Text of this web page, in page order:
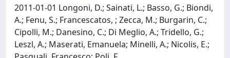
2011-01-01 Longoni, D.; Sainati, L.; Basso, G.; Biondi,
A.; Fenu, S.; Francescatos, ; Zecca, M.; Burgarin, C.;
Cipolli, M.; Danesino, C.; Di Meglio, A.; Tridello, G.;
Leszl, A.; Maserati, Emanuela; Minelli, A.; Nicolis, E.;